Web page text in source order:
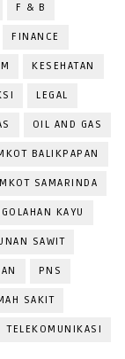
F & B
FINANCE
KESEHATAN
LEGAL
OIL AND GAS
BALIKPAPAN
SAMARINDA
KAYU
SAWIT
PNS
SAKIT
TELEKOMUNIKASI